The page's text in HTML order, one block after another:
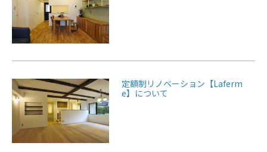
定額制リノベーション【Laferm
e】について